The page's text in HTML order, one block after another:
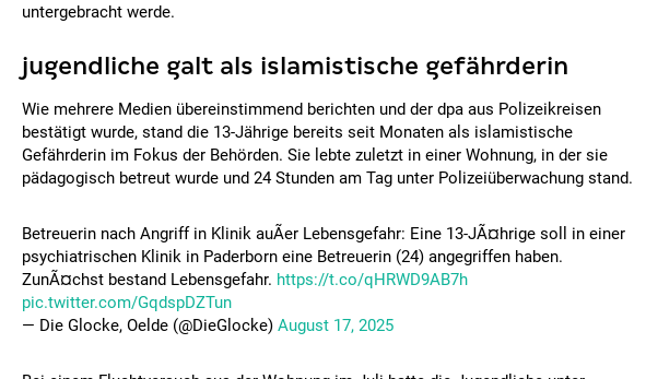
untergebracht werde.
jugendliche galt als islamistische gefährderin
Wie mehrere Medien übereinstimmend berichten und der dpa aus Polizeikreisen
bestätigt wurde, stand die 13-Jährige bereits seit Monaten als islamistische
Gefährderin im Fokus der Behörden. Sie lebte zuletzt in einer Wohnung, in der sie
pädagogisch betreut wurde und 24 Stunden am Tag unter Polizeiüberwachung stand.
Betreuerin nach Angriff in Klinik auÃer Lebensgefahr: Eine 13-JÃ¤hrige soll in einer
psychiatrischen Klinik in Paderborn eine Betreuerin (24) angegriffen haben.
ZunÃ¤chst bestand Lebensgefahr. https://t.co/qHRWD9AB7h
pic.twitter.com/GqdspDZTun
— Die Glocke, Oelde (@DieGlocke) August 17, 2025